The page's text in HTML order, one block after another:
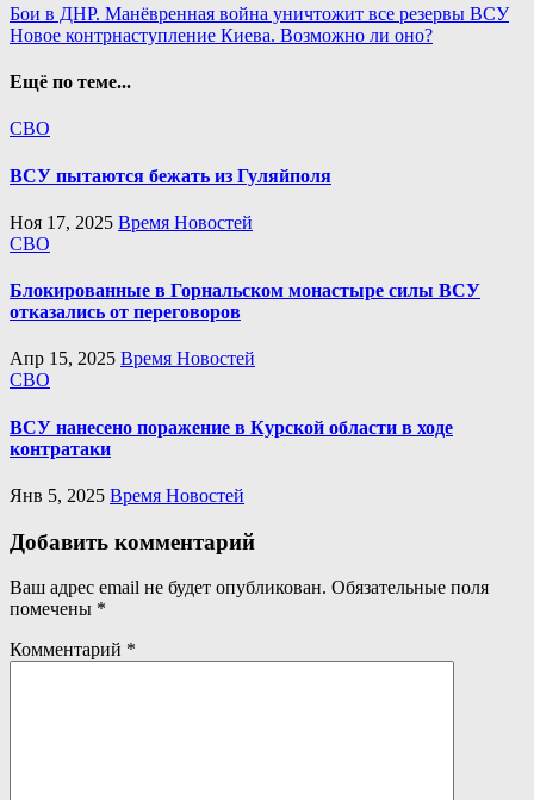
Навигация
по
записям
Бои в ДНР. Манёвренная война уничтожит все резервы ВСУ
Новое контрнаступление Киева. Возможно ли оно?
Ещё по теме...
СВО
ВСУ пытаются бежать из Гуляйполя
Ноя 17, 2025 Время Новостей
СВО
Блокированные в Горнальском монастыре силы ВСУ
отказались от переговоров
Апр 15, 2025 Время Новостей
СВО
ВСУ нанесено поражение в Курской области в ходе
контратаки
Янв 5, 2025 Время Новостей
Добавить комментарий
Ваш адрес email не будет опубликован. Обязательные поля
помечены *
Комментарий *